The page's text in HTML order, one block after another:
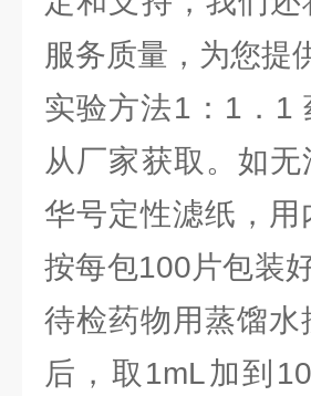
服务质量，为您提
实验方法1：1．1
从厂家获取。如
华号定性滤纸，
按每包100片包装
待检药物用蒸馏
后，取1mL加到